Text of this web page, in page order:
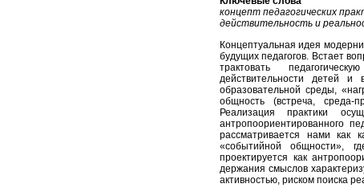
концепт педагогических
действительность и
Концептуальная идея
будущих педагогов. Встает
трактовать
действительности детей и
образовательной среды,
общность (встреча, среда-
Реализация практики
антропоориентированного
рассматривается нами как
«событийной общности»,
проектируется как
держания смыслов
активностью, риском поиска